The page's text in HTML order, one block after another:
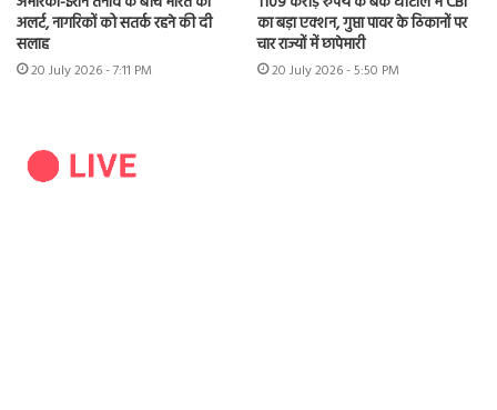
अलर्ट, नागरिकों को सतर्क रहने की दी
सलाह
20 July 2026 - 7:11 PM
का बड़ा एक्शन, गुप्ता पावर के ठिकानों पर
चार राज्यों में छापेमारी
20 July 2026 - 5:50 PM